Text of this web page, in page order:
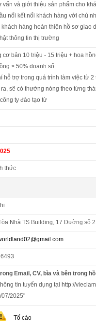
vấn và giới thiệu sản phẩm cho
nối kết nối khách hàng với chủ
khách hàng hoàn thiện hồ sơ giao
thông tin thị trường
cơ bản 10 triệu - 15 triệu + hoa
> 50% doanh số
hỗ trợ trong quá trình làm việc từ 2
sẽ có thưởng nóng theo từng
ty đào tạo từ
thức
Nhà TS Building, 17 Đường số
Email, CV, bìa và bên trong
tin tuyển dụng tại http://
07/2025"
Tố cáo